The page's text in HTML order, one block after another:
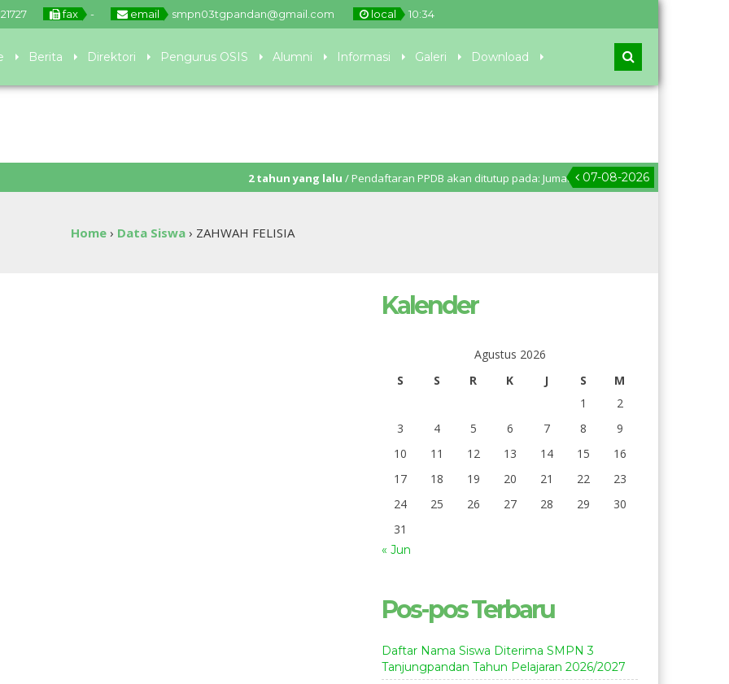
fax - email smpn03tgpandan@gmail.com local 10:34
Berita Direktori Pengurus OSIS Alumni Informasi Galeri Download
07-08-2026
2 tahun yang lalu/ Pendaftaran PPDB akan ditutup pada: Jumat, 28 Juni 2024 pukul 11.00 WIB.
Home› Data Siswa› ZAHWAH FELISIA
Kalender
Agustus 2026
S
S R K J S
M
1
2
3
4 5 6 7 8
9
10
11 12 13 14 15
16
17
18 19 20 21 22
23
24
25 26 27 28 29
30
31
« Jun
Pos-pos Terbaru
Daftar Nama Siswa Diterima SMPN 3
Tanjungpandan Tahun Pelajaran 2026/2027